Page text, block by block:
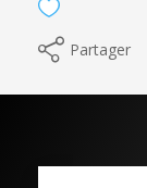
Partager